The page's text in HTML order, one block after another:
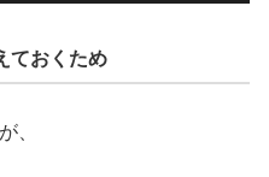
ておくため
、